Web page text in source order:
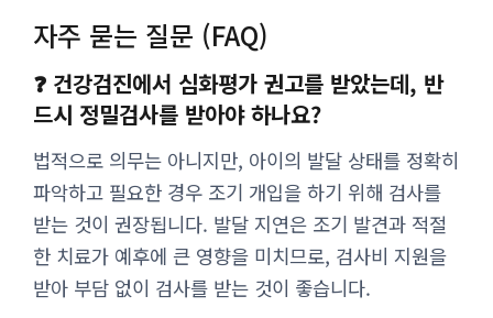
자주 묻는 질문 (FAQ)
❓ 건강검진에서 심화평가 권고를 받았는데, 반
드시 정밀검사를 받아야 하나요?
법적으로 의무는 아니지만, 아이의 발달 상태를 정확히
파악하고 필요한 경우 조기 개입을 하기 위해 검사를
받는 것이 권장됩니다. 발달 지연은 조기 발견과 적절
한 치료가 예후에 큰 영향을 미치므로, 검사비 지원을
받아 부담 없이 검사를 받는 것이 좋습니다.